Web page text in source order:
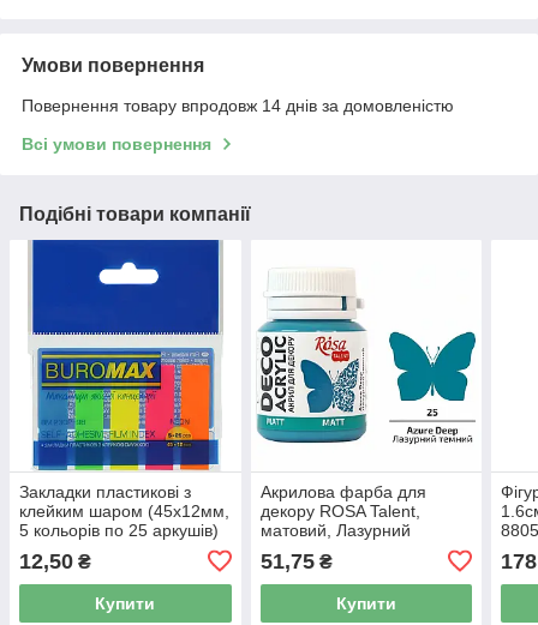
Умови повернення
Повернення товару впродовж 14 днів за домовленістю
Всі умови повернення
Подібні товари компанії
Закладки пластикові з
клейким шаром (45x12мм,
5 кольорів по 25 аркушів)
Buromax Neon BM.2302-
98
12,50 ₴
Купити
Акрилова фарба для
декору ROSA Talent,
матовий, Лазурний
акрил для декупажу та
хобі, 20025
51,75₴
Купити